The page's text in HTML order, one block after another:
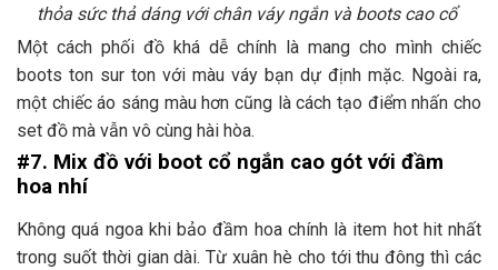
thỏa sức thả dáng với chân váy ngắn và boots cao cổ
Một cách phối đồ khá dễ chính là mang cho mình chiếc
boots ton sur ton với màu váy bạn dự định mặc. Ngoài ra,
một chiếc áo sáng màu hơn cũng là cách tạo điểm nhấn cho
set đồ mà vẫn vô cùng hài hòa.
#7. Mix đồ với boot cổ ngắn cao gót với đầm
hoa nhí
Không quá ngoa khi bảo đầm hoa chính là item hot hit nhất
trong suốt thời gian dài. Từ xuân hè cho tới thu đông thì các